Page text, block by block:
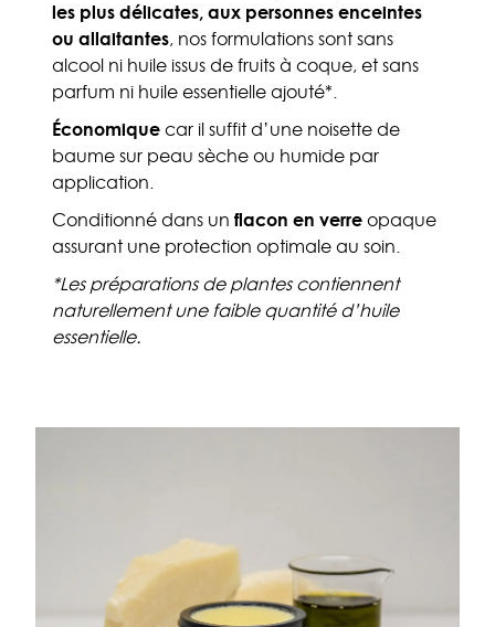
les plus délicates, aux personnes enceintes
ou allaitantes, nos formulations sont sans
alcool ni huile issus de fruits à coque, et sans
parfum ni huile essentielle ajouté*.
Économiquecar il suffit d’une noisette de
baume sur peau sèche ou humide par
application.
Conditionné dans un flacon en verreopaque
assurant une protection optimale au soin.
*Les préparations de plantes contiennent
naturellement une faible quantité d’huile
essentielle.